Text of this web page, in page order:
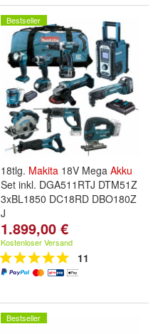
Bestseller
18tlg. Makita 18V Mega Akku
Set inkl. DGA511RTJ DTM51Z
3xBL1850 DC18RD DBO180Z
J
1.899,00 €
Kostenloser Versand
11
Bestseller